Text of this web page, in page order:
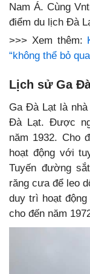
Nam Á. Cùng
điểm du lịch Đà
>>> Xem thêm:
“không thể bỏ
Lịch sử Ga
Ga Đà Lạt là
Đà Lạt. Được
năm 1932. Cho
hoạt động với
Tuyến đường
răng cưa để leo
duy trì hoạt
cho đến năm